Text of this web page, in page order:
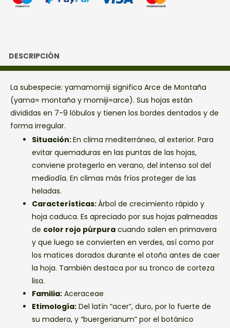
DESCRIPCIÓN
La subespecie: yamamomiji significa Arce de Montaña
(yama= montaña y momiji=arce). Sus hojas están
divididas en 7-9 lóbulos y tienen los bordes dentados y de
forma irregular.
Situación:En clima mediterráneo, al exterior. Para
evitar quemaduras en las puntas de las hojas,
conviene protegerlo en verano, del intenso sol del
mediodía. En climas más fríos proteger de las
heladas.
Características:Árbol de crecimiento rápido y
hoja caduca. Es apreciado por sus hojas palmeadas
de color rojo púrpura cuando salen en primavera
y que luego se convierten en verdes, así como por
los matices dorados durante el otoño antes de caer
la hoja. También destaca por su tronco de corteza
lisa.
Familia: Aceraceae
Etimología: Del latín “acer”, duro, por lo fuerte de
su madera, y “buergerianum” por el botánico